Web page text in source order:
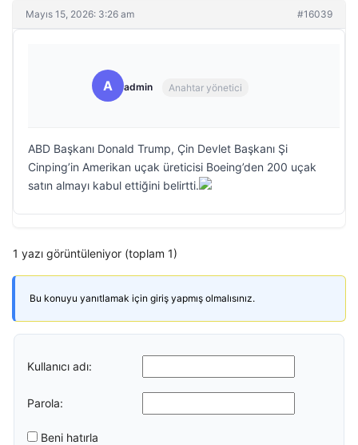
Mayıs 15, 2026: 3:26 am #16039
A admin Anahtar yönetici
ABD Başkanı Donald Trump, Çin Devlet Başkanı Şi
Cinping’in Amerikan uçak üreticisi Boeing’den 200 uçak
satın almayı kabul ettiğini belirtti.
1 yazı görüntüleniyor (toplam 1)
Bu konuyu yanıtlamak için giriş yapmış olmalısınız.
Kullanıcı adı:
Parola:
Beni hatırla